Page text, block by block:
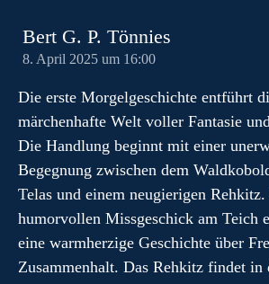
Bert G. P. Tönnies
8. April 2025 um 16:00
Die erste Morgelgeschichte entführt
märchenhafte Welt voller Fantasie
Die Handlung beginnt mit einer
Begegnung zwischen dem
Telas und einem neugierigen
humorvollen Missgeschick am Teich
eine warmherzige Geschichte über
Zusammenhalt. Das Rehkitz findet in